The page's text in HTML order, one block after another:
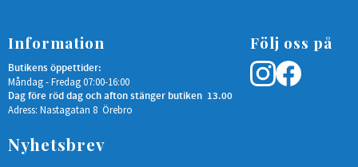
Information
Butikens öppettider:
Måndag - Fredag 07:00-16:00
Dag före röd dag och afton stänger butiken 13.00
Adress: Nastagatan 8 Örebro
Följ oss på
Nyhetsbrev